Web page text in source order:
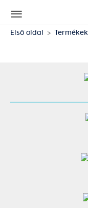
Első oldal Termékek